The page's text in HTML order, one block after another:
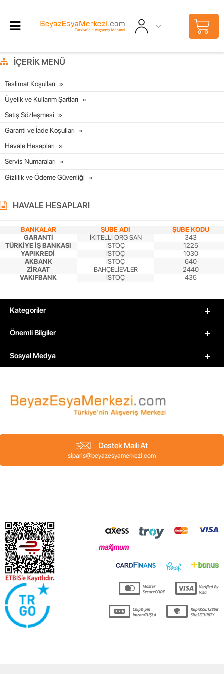
İÇERIK MENÜ
Teslimat Koşulları
Üyelik ve Kullanm Şartları
Satış Sözleşmesi
Garanti ve İade Koşulları
Havale Hesapları
Servis Numaraları
Gizlilik ve Ödeme Güvenliği
HAVALE HESAPLARI
BANKALAR ŞUBE ADI
ŞUBE KODU
GARANTİ
İKİTELLİ ORG SAN
343
TÜRKİYE İŞ BANKASI
İSTOÇ
1225
YAPIKREDİ
İSTOÇ
1030
AKBANK
İSTOÇ
640
ZİRAAT
BAHÇELİEVLER
2440
VAKIFBANK
İSTOÇ 435
Kategoriler
Önemli Bilgiler
Sosyal Medya
Destek Maili At
siparis@beyazesyamerkezi.com